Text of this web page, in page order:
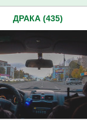
ДРАКА (435)